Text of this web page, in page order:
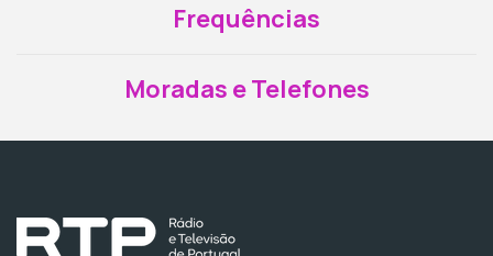
Frequências
Moradas e Telefones